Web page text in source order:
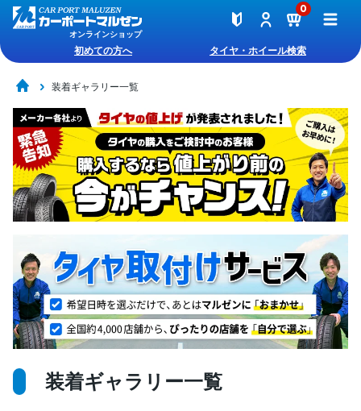
オンラインショップ
0
初めての方へ タイヤ・ホイール検索
装着ギャラリー一覧
装着ギャラリー一覧